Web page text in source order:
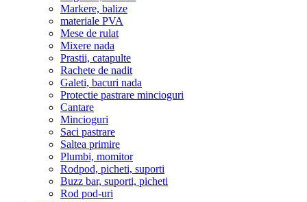
Markere, balize
materiale PVA
Mese de rulat
Mixere nada
Prastii, catapulte
Rachete de nadit
Galeti, bacuri nada
Protectie pastrare mincioguri
Cantare
Mincioguri
Saci pastrare
Saltea primire
Plumbi, momitor
Rodpod, picheti, suporti
Buzz bar, suporti, picheti
Rod pod-uri